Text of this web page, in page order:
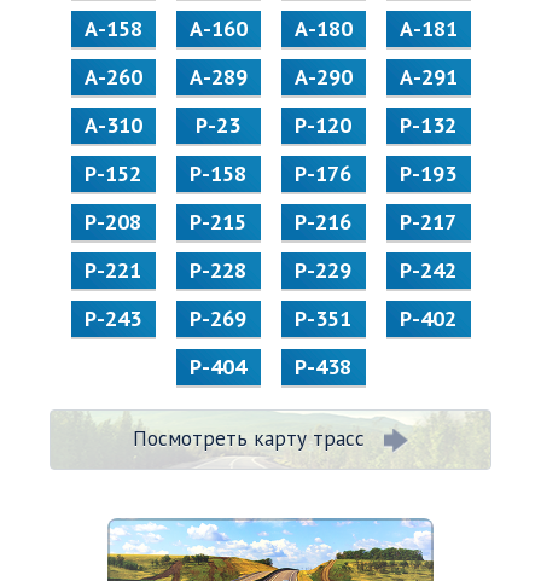
А-158
А-160 А-180
А-181
А-260
А-289 А-290
А-291
А-310
Р-23 Р-120
Р-132
Р-152
Р-158 Р-176
Р-193
Р-208
Р-215 Р-216
Р-217
Р-221
Р-228 Р-229
Р-242
Р-243
Р-269 Р-351
Р-402
Р-404
Р-438
Посмотреть карту трасс